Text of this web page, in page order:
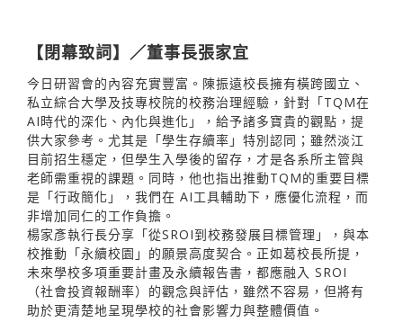
【閉幕致詞】／董事長張家宜
今日研習會的內容充實豐富。陳振遠校長擁有橫跨國立、
私立綜合大學及技專校院的校務治理經驗，針對「TQM在
AI時代的深化、內化與進化」，給予諸多寶貴的觀點，提
供大家參考。尤其是「學生存續率」特別認同；雖然淡江
目前招生穩定，但學生入學後的留存，才是各系所主管與
老師需重視的課題。同時，他也指出推動TQM的重要目標
是「行政簡化」，我們在 AI工具輔助下，應優化流程，而
非增加同仁的工作負擔。
楊家彥執行長分享「從SROI到校務發展目標管理」，與本
校推動「永續校園」的願景高度契合。正如葛校長所提，
未來學校多項重要計畫及永續報告書，都應融入 SROI
（社會投資報酬率）的觀念與評估，雖然不容易，但將有
助於更清楚地呈現學校的社會影響力與整體價值。